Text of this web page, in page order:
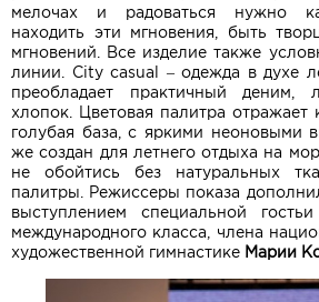
мелочах и радоваться нужно
находить эти мгновения, быть
мгновений. Все изделие также
линии. City casua l – одежда в духе
преобладает практичный деним,
хлопок. Цветовая палитра отражает
голубая база, с яркими неоновыми
же создан для летнего отдыха на
не обойтись без натуральных
палитры. Режиссеры показа
выступлением специальной
международного класса, члена
художественной гимнастике Марии